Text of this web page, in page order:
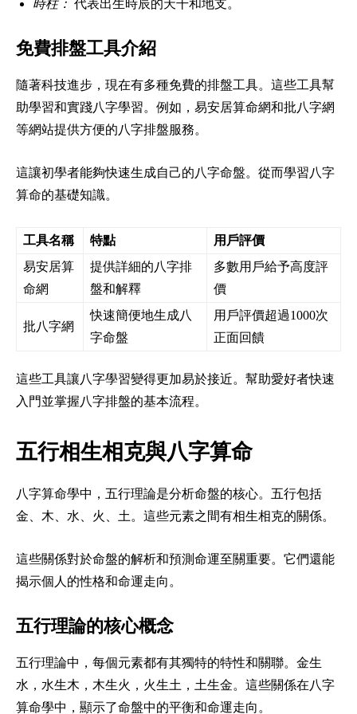
時柱： 代表出生時辰的天干和地支。
免費排盤工具介紹
隨著科技進步，現在有多種免費的排盤工具。這些工具幫
助學習和實踐八字學習。例如，易安居算命網和批八字網
等網站提供方便的八字排盤服務。
這讓初學者能夠快速生成自己的八字命盤。從而學習八字
算命的基礎知識。
工具名稱 特點
用戶評價
易安居算
命網
提供詳細的八字排
盤和解釋
多數用戶給予高度評
價
批八字網
快速簡便地生成八
字命盤
用戶評價超過1000次
正面回饋
這些工具讓八字學習變得更加易於接近。幫助愛好者快速
入門並掌握八字排盤的基本流程。
五行相生相克與八字算命
八字算命學中，五行理論是分析命盤的核心。五行包括
金、木、水、火、土。這些元素之間有相生相克的關係。
這些關係對於命盤的解析和預測命運至關重要。它們還能
揭示個人的性格和命運走向。
五行理論的核心概念
五行理論中，每個元素都有其獨特的特性和關聯。金生
水，水生木，木生火，火生土，土生金。這些關係在八字
算命學中，顯示了命盤中的平衡和命運走向。